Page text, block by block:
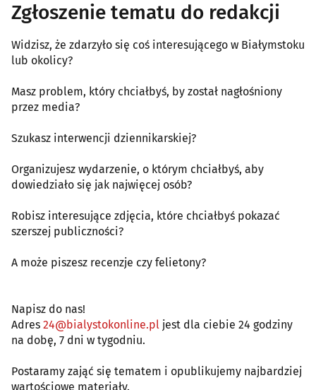
Zgłoszenie tematu do redakcji
Widzisz, że zdarzyło się coś interesującego w Białymstoku
lub okolicy?
Masz problem, który chciałbyś, by został nagłośniony
przez media?
Szukasz interwencji dziennikarskiej?
Organizujesz wydarzenie, o którym chciałbyś, aby
dowiedziało się jak najwięcej osób?
Robisz interesujące zdjęcia, które chciałbyś pokazać
szerszej publiczności?
A może piszesz recenzje czy felietony?
Napisz do nas!
Adres 24@bialystokonline.pl jest dla ciebie 24 godziny
na dobę, 7 dni w tygodniu.
Postaramy zająć się tematem i opublikujemy najbardziej
wartościowe materiały.